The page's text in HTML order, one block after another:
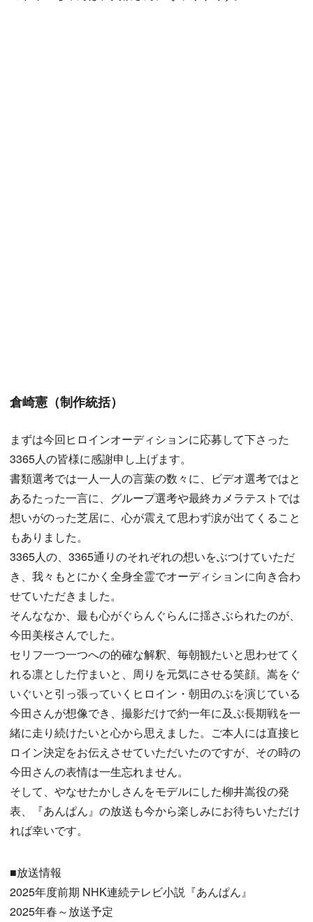
倉崎憲（制作統括）
まずは今回ヒロインオーディションに応募して下さった
3365人の皆様に感謝申し上げます。
書類選考では一人一人の言葉の数々に、ビデオ選考ではと
あるたった一言に、グループ選考や最終カメラテストでは
想いがのった芝居に、心が震えて思わず涙が出てくること
もありました。
3365人の、3365通りのそれぞれの想いをぶつけていただ
き、我々もとにかく全身全霊でオーディションに向き合わ
せていただきました。
そんななか、最も心がぐらんぐらんに揺さぶられたのが、
今田美桜さんでした。
セリフ一つ一つへの的確な解釈、毎朝観たいと思わせてく
れる凛とした佇まいと、周りを元気にさせる笑顔。嵩をぐ
いぐいと引っ張っていくヒロイン・朝田のぶを演じている
今田さんが想像でき、撮影だけで約一年に及ぶ長期戦を一
緒に走り続けたいと心から思えました。ご本人には直接ヒ
ロイン決定をお伝えさせていただいたのですが、その時の
今田さんの表情は一生忘れません。
そして、やなせたかしさんをモデルにした柳井嵩役の発
表、『あんぱん』の放送も今から楽しみにお待ちいただけ
れば幸いです。
■放送情報
2025年度前期 NHK連続テレビ小説『あんぱん』
2025年春～放送予定